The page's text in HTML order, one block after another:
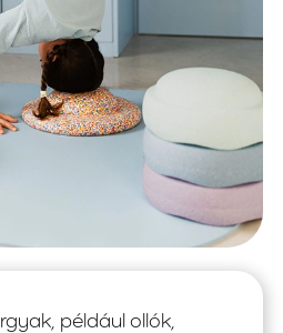
például ollók,